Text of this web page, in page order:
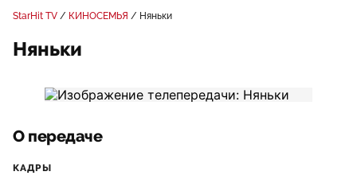
StarHit TV КИНОСЕМЬЯ Няньки
Няньки
О передаче
КАДРЫ